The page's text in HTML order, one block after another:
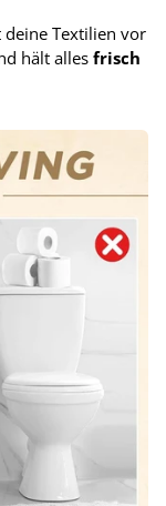
Textilien vor
hält allesfrisch